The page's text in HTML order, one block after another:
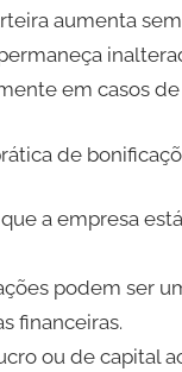
aumenta
em casos
de
a empresa
podem ser
financeiras.
ou de capital